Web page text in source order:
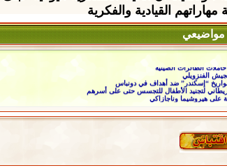
القيادية والفكرية
الطائرات الصينية
الفنزويلي
“إسكندر” ضد أهداف في دونباس
لتجنيد الأطفال للتجسس حتى على أسرهم
على هيروشيما وناجازاكي